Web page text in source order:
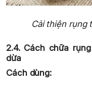
Cải thiện rụng
2.4. Cách chữa
dừa
Cách dùng: